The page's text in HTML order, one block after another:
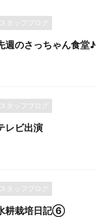
スタッフブログ
週のさっちゃん食堂♪
スタッフブログ
レビ出演
スタッフブログ
耕栽培日記⑥